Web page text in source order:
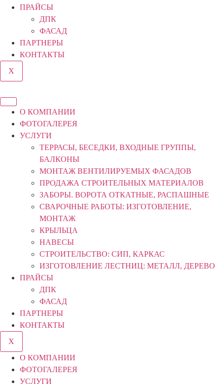
ПРАЙСЫ
ДПК
ФАСАД
ПАРТНЕРЫ
КОНТАКТЫ
X
О КОМПАНИИ
ФОТОГАЛЕРЕЯ
УСЛУГИ
ТЕРРАСЫ, БЕСЕДКИ, ВХОДНЫЕ ГРУППЫ,
БАЛКОНЫ
МОНТАЖ ВЕНТИЛИРУЕМЫХ ФАСАДОВ
ПРОДАЖА СТРОИТЕЛЬНЫХ МАТЕРИАЛОВ
ЗАБОРЫ. ВОРОТА ОТКАТНЫЕ, РАСПАШНЫЕ
СВАРОЧНЫЕ РАБОТЫ: ИЗГОТОВЛЕНИЕ,
МОНТАЖ
КРЫЛЬЦА
НАВЕСЫ
СТРОИТЕЛЬСТВО: СИП, КАРКАС
ИЗГОТОВЛЕНИЕ ЛЕСТНИЦ: МЕТАЛЛ, ДЕРЕВО
ПРАЙСЫ
ДПК
ФАСАД
ПАРТНЕРЫ
КОНТАКТЫ
X
О КОМПАНИИ
ФОТОГАЛЕРЕЯ
УСЛУГИ